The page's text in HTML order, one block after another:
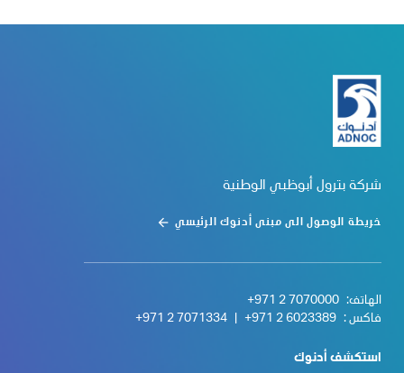
شركة بترول أبوظبي الوطنية
خريطة الوصول الى مبنى أدنوك الرئيسي
الهاتف: +971 2 7070000
فاكس : +971 2 6023389
+971 2 7071334
استكشف أدنوك